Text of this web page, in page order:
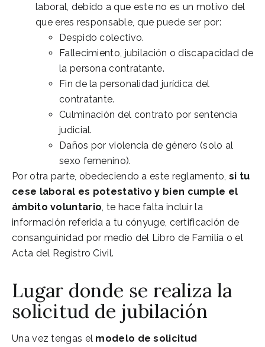
laboral, debido a que este no es un motivo del
que eres responsable, que puede ser por:
Despido colectivo.
Fallecimiento, jubilación o discapacidad de
la persona contratante.
Fin de la personalidad jurídica del
contratante.
Culminación del contrato por sentencia
judicial.
Daños por violencia de género (solo al
sexo femenino).
Por otra parte, obedeciendo a este reglamento,si tu
cese laboral es potestativo y bien cumple el
ámbito voluntario, te hace falta incluir la
información referida a tu cónyuge, certificación de
consanguinidad por medio del Libro de Familia o el
Acta del Registro Civil.
Lugar donde se realiza la
solicitud de jubilación
Una vez tengas el modelo de solicitud